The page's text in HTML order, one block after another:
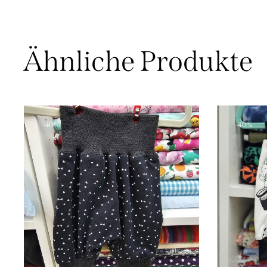
Ähnliche Produkte
-40% -40%